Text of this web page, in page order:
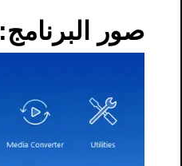
صور البرنامج: